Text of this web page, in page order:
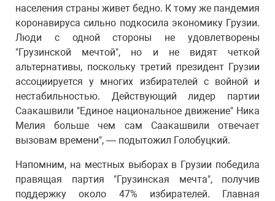
населения страны живет бедно. К тому же пандемия
коронавируса сильно подкосила экономику Грузии.
Люди с одной стороны не удовлетворены
"Грузинской мечтой", но и не видят четкой
альтернативы, поскольку третий президент Грузии
ассоциируется у многих избирателей с войной и
нестабильностью. Действующий лидер партии
Саакашвили "Единое национальное движение" Ника
Мелия больше чем сам Саакашвили отвечает
вызовам времени", — подытожил Голобуцкий.
Напомним, на местных выборах в Грузии победила
правящая партия "Грузинская мечта", получив
поддержку около 47% избирателей. Главная